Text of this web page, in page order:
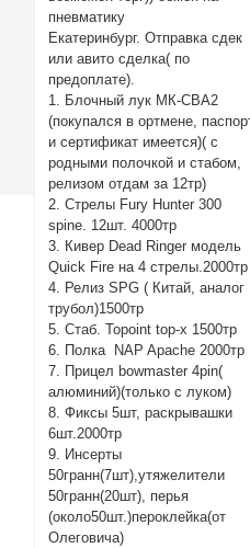
пневматику
Екатеринбург. Отправка сдек
или авито сделка( по
предоплате).
1. Блочный лук МК-СВА2
(покупался в ортмене,
и сертификат имеется)( с
родными полочкой и стабом,
релизом отдам за 12тр)
2. Стрелы Fury Hunter 300
spine. 12шт. 4000тр
3. Кивер Dead Ringer модель
Quick Fire на 4 стрелы.2000тр
4. Релиз SPG ( Китай, аналог
трубол)1500тр
5. Стаб. Topoint top-x 1500тр
6. Полка NAP Apache 2000тр
7. Прицел bowmaster 4pin(
алюминий)(только с луком)
8. Фиксы 5шт, раскрывашки
6шт.2000тр
9. Инсерты
50гранн(7шт),утяжелители
50гранн(20шт), перья
(около50шт.)пероклейка(от
Олеговича)